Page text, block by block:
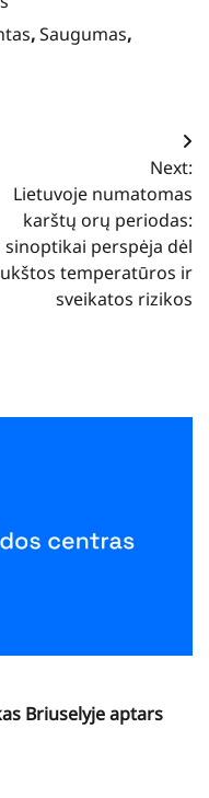
,Saugumas,
Next:
Lietuvoje numatomas
karštų orų periodas:
sinoptikai perspėja dėl
temperatūros ir
sveikatos rizikos
Briuselyje aptars